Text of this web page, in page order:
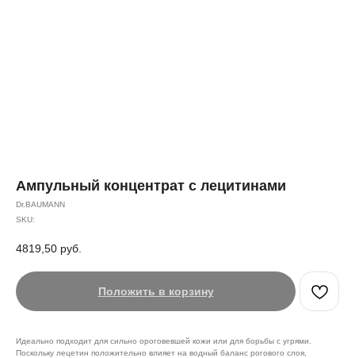
Ампульный концентрат с лецитинами
Dr.BAUMANN
SKU:
4819,50 руб.
Положить в корзину
Идеально подходит для сильно ороговевшей кожи или для борьбы с угрями.
Поскольку лецетин положительно влияет на водный баланс рогового слоя,